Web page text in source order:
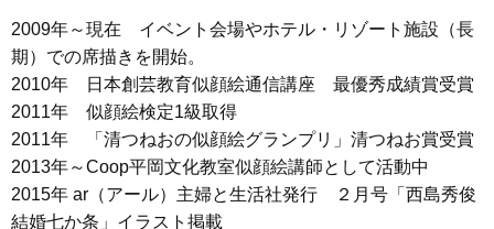
2009年～現在 イベント会場やホテル・リゾート施設（長
期）での席描きを開始。
2010年 日本創芸教育似顔絵通信講座 最優秀成績賞受賞
2011年 似顔絵検定1級取得
2011年 「清つねおの似顔絵グランプリ」清つねお賞受賞
2013年～Coop平岡文化教室似顔絵講師として活動中
2015年 ar（アール）主婦と生活社発行 ２月号「西島秀俊
結婚七か条」イラスト掲載